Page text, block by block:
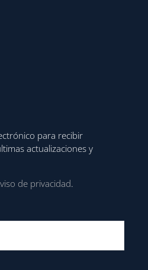
para recibir
actualizaciones y
de privacidad.